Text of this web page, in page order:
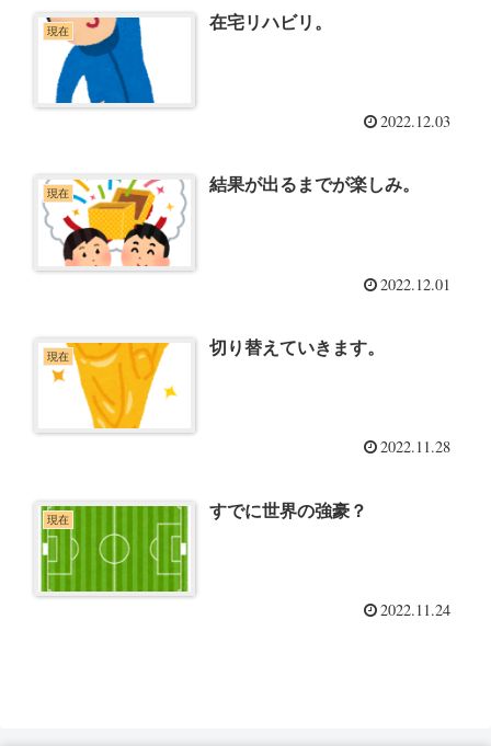
現在 在宅リハビリ。
2022.12.03
現在 結果が出るまでが楽しみ。
2022.12.01
現在 切り替えていきます。
2022.11.28
現在 すでに世界の強豪？
2022.11.24